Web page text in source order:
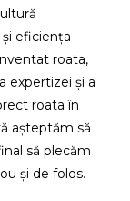
eficiența
roata,
expertizei și a
roata în
așteptăm să
să plecăm
și de folos.